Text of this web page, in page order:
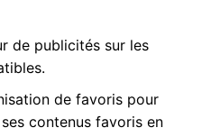
de publicités sur les
de favoris pour
contenus favoris en